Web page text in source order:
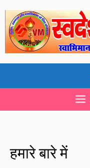
content
हमारे बारे में